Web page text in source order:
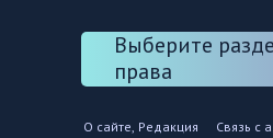
Выберите
права
О сайте, Редакция Связь с